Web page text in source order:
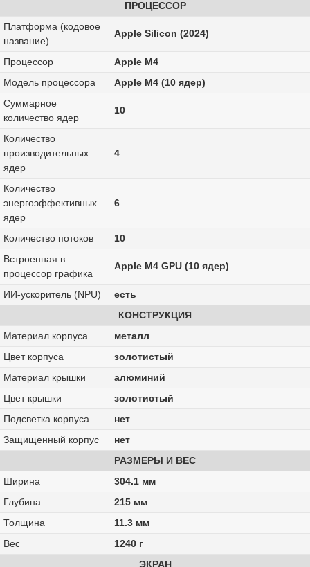
ПРОЦЕССОР
Платформа (кодовое
название)
Apple Silicon (2024)
Процессор
Apple M4
Модель процессора
Apple M4 (10 ядер)
Суммарное
количество ядер
10
Количество
производительных
ядер
4
Количество
энергоэффективных
ядер
6
Количество потоков
10
Встроенная в
процессор графика
Apple M4 GPU (10 ядер)
ИИ-ускоритель (NPU)
есть
КОНСТРУКЦИЯ
Материал корпуса
металл
Цвет корпуса
золотистый
Материал крышки
алюминий
Цвет крышки
золотистый
Подсветка корпуса
нет
Защищенный корпус
нет
РАЗМЕРЫ И ВЕС
Ширина
304.1 мм
Глубина
215 мм
Толщина
11.3 мм
Вес
1240 г
ЭКРАН